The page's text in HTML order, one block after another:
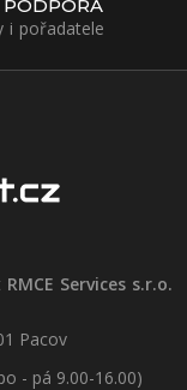
i pořadatele
RMCE Services s.r.o.
Pacov
- pá 9.00-16.00)